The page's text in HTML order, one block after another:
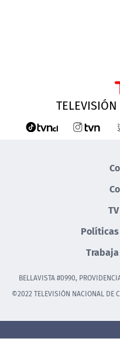
BELLAVISTA #0990,
©2022 TELEVISIÓN NACIONAL DE